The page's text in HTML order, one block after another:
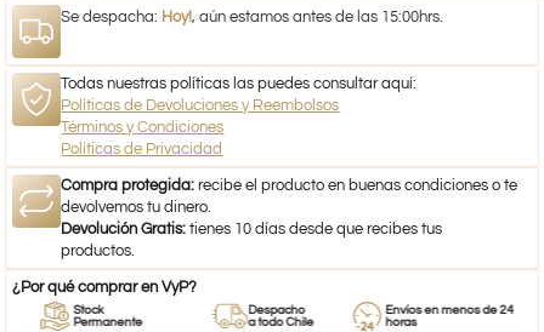
Se despacha: Hoy!, aún estamos antes de las 15:00hrs.
Todas nuestras políticas las puedes consultar aquí:
Políticas de Devoluciones y Reembolsos
Términos y Condiciones
Políticas de Privacidad
Compra protegida: recibe el producto en buenas condiciones o te
devolvemos tu dinero.
Devolución Gratis: tienes 10 días desde que recibes tus
productos.
¿Por qué comprar en VyP?
Stock
Permanente
Despacho
a todo Chile
Envíos en menos de 24
horas